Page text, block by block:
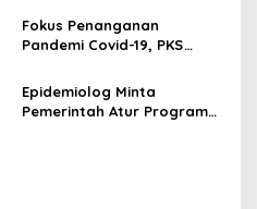
Sambut Baik Keputusan MK
Fokus Penanganan
Pandemi Covid-19, PKS
Bagi Kadernya
Epidemiolog Minta
Pemerintah Atur Program